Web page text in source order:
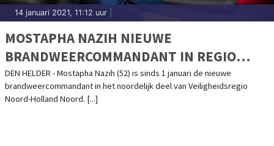
14 januari 2021, 11:12 uur
MOSTAPHA NAZIH NIEUWE
BRANDWEERCOMMANDANT IN REGIO
NOORDKOP
DEN HELDER - Mostapha Nazih (52) is sinds 1 januari de nieuwe
brandweercommandant in het noordelijk deel van Veiligheidsregio
Noord-Holland Noord. [...]